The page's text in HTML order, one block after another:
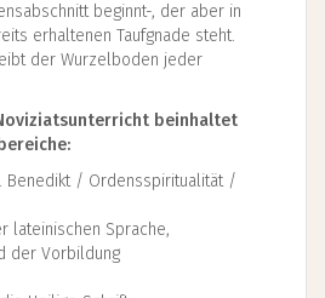
beginnt-, der aber in
erhaltenen Taufgnade steht.
der Wurzelboden jeder
beinhaltet
Benedikt / Ordensspiritualität /
lateinischen Sprache,
der Vorbildung